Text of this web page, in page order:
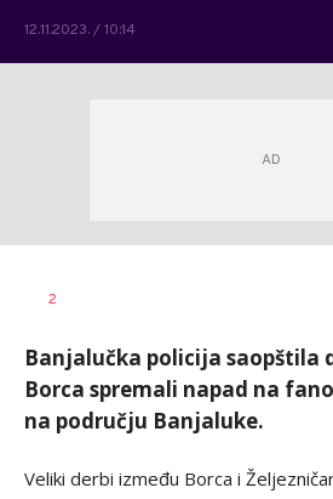
12.11.2023. / 10:14
AUTOR
2
Banjalučka policija saopštila
Borca spremali napad na
na području Banjaluke.
Veliki derbi između Borca i